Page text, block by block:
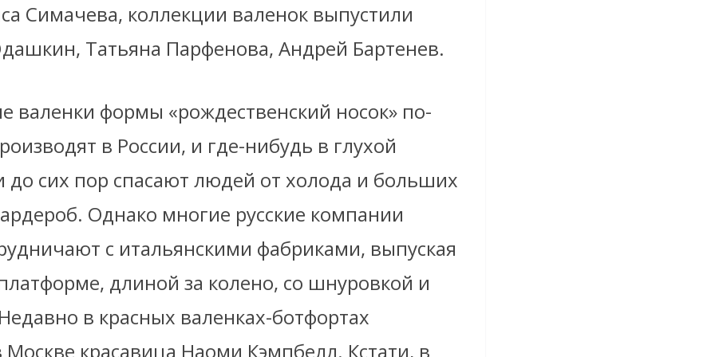
Симачева, коллекции валенок выпустили
Татьяна Парфенова, Андрей Бартенев.
валенки формы «рождественский носок» по-
в России, и где-нибудь в глухой
до сих пор спасают людей от холода и больших
Однако многие русские компании
с итальянскими фабриками, выпуская
длиной за колено, со шнуровкой и
в красных валенках-ботфортах
Москве красавица Наоми Кэмпбелл. Кстати, в